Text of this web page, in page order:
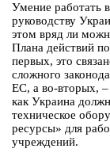
Умение работать
руководству
этом вряд ли
Плана действий
первых, это
сложного
ЕС, а во-вторых,
как Украина
техническое
ресурсы» для
учреждений.